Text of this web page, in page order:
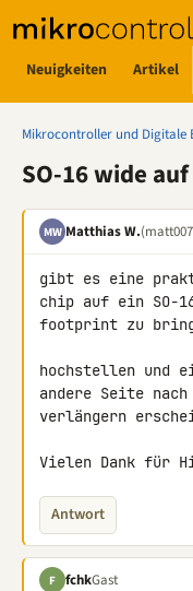
Neuigkeiten Artikel
Mikrocontroller und Digitale
SO-16 wide
MW Matthias W.
gibt es eine
chip auf ein SO-
footprint zu
hochstellen und
andere Seite
verlängern
Vielen Dank für
Antwort
F fchkGast